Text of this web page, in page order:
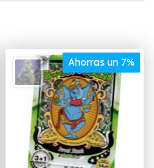
Ahorras un 7%